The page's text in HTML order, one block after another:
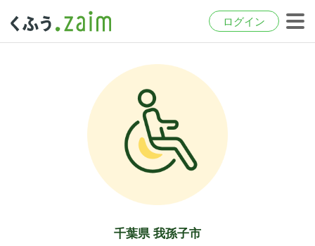
ログイン
千葉県 我孫子市